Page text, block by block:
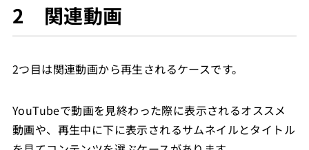
2 関連動画
2つ目は関連動画から再生されるケースです。
YouTubeで動画を見終わった際に表示されるオススメ
動画や、再生中に下に表示されるサムネイルとタイトル